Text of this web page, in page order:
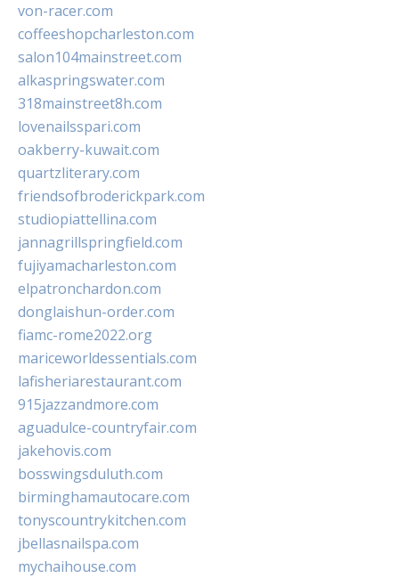
von-racer.com
coffeeshopcharleston.com
salon104mainstreet.com
alkaspringswater.com
318mainstreet8h.com
lovenailsspari.com
oakberry-kuwait.com
quartzliterary.com
friendsofbroderickpark.com
studiopiattellina.com
jannagrillspringfield.com
fujiyamacharleston.com
elpatronchardon.com
donglaishun-order.com
fiamc-rome2022.org
mariceworldessentials.com
lafisheriarestaurant.com
915jazzandmore.com
aguadulce-countryfair.com
jakehovis.com
bosswingsduluth.com
birminghamautocare.com
tonyscountrykitchen.com
jbellasnailspa.com
mychaihouse.com